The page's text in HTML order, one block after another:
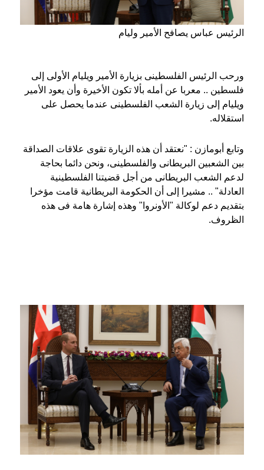
الرئيس عباس يصافح الأمير وليام
ورحب الرئيس الفلسطينى بزيارة الأمير ويليام الأولى إلى
فلسطين .. معربا عن أمله بألا تكون الأخيرة وأن يعود الأمير
ويليام إلى زيارة الشعب الفلسطينى عندما يحصل على
استقلاله.
وتابع أبومازن : "نعتقد أن هذه الزيارة تقوى علاقات الصداقة
بين الشعبين البريطانى والفلسطينى، ونحن دائما بحاجة
لدعم الشعب البريطانى من أجل قضيتنا الفلسطينية
العادلة" .. مشيرا إلى أن الحكومة البريطانية قامت مؤخرا
بتقديم دعم لوكالة "الأونروا" وهذه إشارة هامة فى هذه
الظروف.